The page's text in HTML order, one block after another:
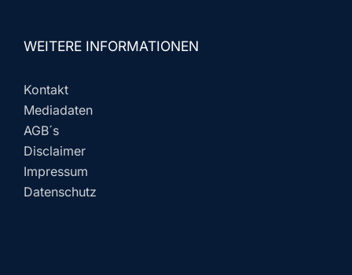
WEITERE INFORMATIONEN
Kontakt
Mediadaten
AGB´s
Disclaimer
Impressum
Datenschutz